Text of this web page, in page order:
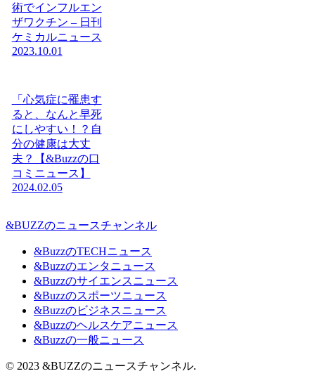
術でインフルエン
ザワクチン – 日刊
ケミカルニュース
2023.10.01
「心気症に罹患す
ると、なんと早死
にしやすい！？自
分の健康は大丈
夫？【&Buzzの口
コミニュース】
2024.02.05
&BUZZのニュースチャンネル
&BuzzのTECHニュース
&Buzzのエンタニュース
&Buzzのサイエンスニュース
&Buzzのスポーツニュース
&Buzzのビジネスニュース
&Buzzのヘルスケアニュース
&Buzzの一般ニュース
© 2023 &BUZZのニュースチャンネル.